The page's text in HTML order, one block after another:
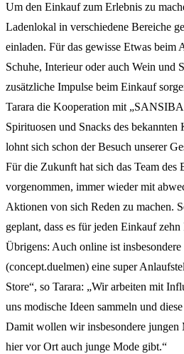
Um den Einkauf zum Erlebnis zu
Ladenlokal in verschiedene Bereiche
einladen. Für das gewisse Etwas beim
Schuhe, Interieur oder auch Wein und
zusätzliche Impulse beim Einkauf
Tarara die Kooperation mit
Spirituosen und Snacks des
lohnt sich schon der Besuch unserer
Für die Zukunft hat sich das Team des
vorgenommen, immer wieder mit
Aktionen von sich Reden zu machen.
geplant, dass es für jeden Einkauf
Übrigens: Auch online ist insbesondere
(concept.duelmen) eine super
Store“, so Tarara: „Wir arbeiten mit
uns modische Ideen sammeln und
Damit wollen wir insbesondere jungen
hier vor Ort auch junge Mode gibt.“